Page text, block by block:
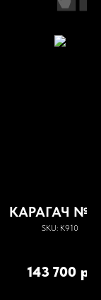
КАРАГАЧ
SKU: К910
143 700 р.